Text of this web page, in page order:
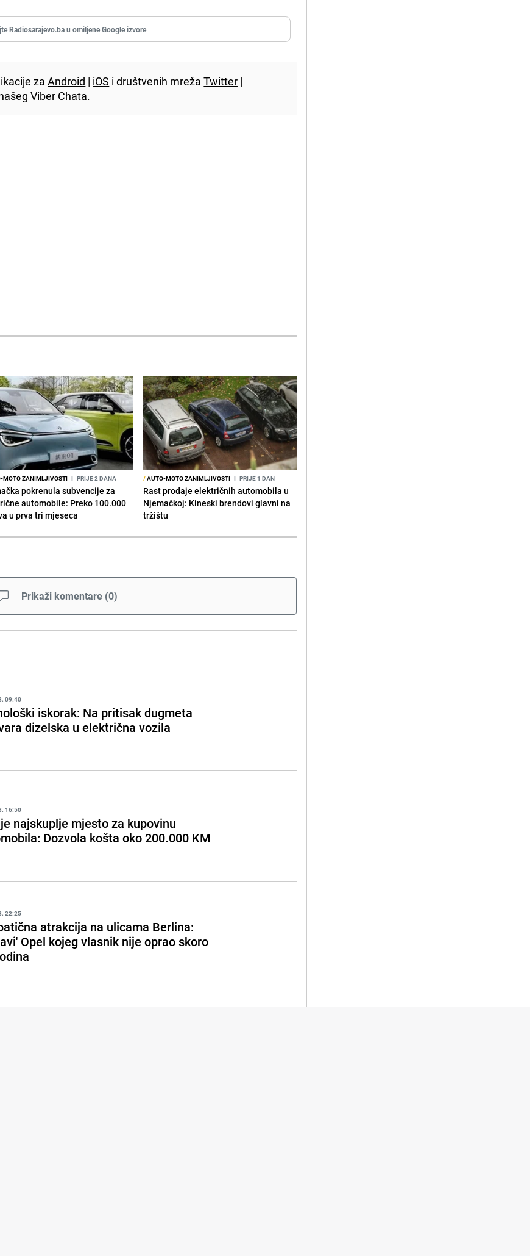
Radiosarajevo.ba u omiljene Google izvore
zaAndroid | iOS i društvenih mrežaTwitter |
Viber Chata.
MOTO ZANIMLJIVOSTI I PRIJE 2 DANA
pokrenula subvencije za
automobile: Preko 100.000
u prva tri mjeseca
/AUTO-MOTO ZANIMLJIVOSTI I PRIJE 1 DAN
Rast prodaje električnih automobila u
Njemačkoj: Kineski brendovi glavni na
tržištu
Prikaži komentare (0)
09:40
iskorak: Na pritisak dugmeta
dizelska u električna vozila
16:50
najskuplje mjesto za kupovinu
Dozvola košta oko 200.000 KM
22:25
atrakcija na ulicama Berlina:
Opel kojeg vlasnik nije oprao skoro